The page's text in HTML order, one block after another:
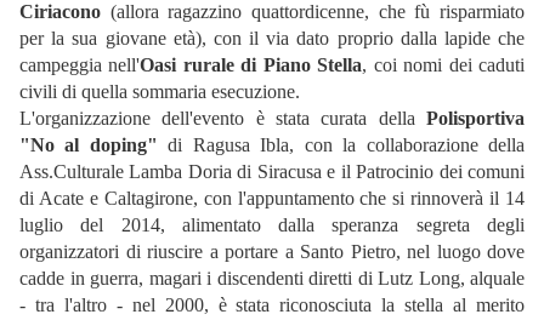
Ciriacono (allora ragazzino quattordicenne, che fù risparmiato
per la sua giovane età), con il via dato proprio dalla lapide che
campeggia nell'Oasi rurale di Piano Stella, coi nomi dei caduti
civili di quella sommaria esecuzione.
L'organizzazione dell'evento è stata curata della Polisportiva
"No al doping" di Ragusa Ibla, con la collaborazione della
Ass.Culturale Lamba Doria di Siracusa e il Patrocinio dei comuni
di Acate e Caltagirone, con l'appuntamento che si rinnoverà il 14
luglio del 2014, alimentato dalla speranza segreta degli
organizzatori di riuscire a portare a Santo Pietro, nel luogo dove
cadde in guerra, magari i discendenti diretti di Lutz Long, alquale
- tra l'altro - nel 2000, è stata riconosciuta la stella al merito